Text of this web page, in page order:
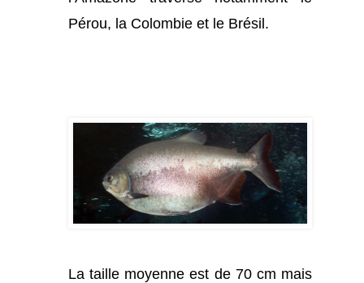
Pérou, la Colombie et le Brésil.
La taille moyenne est de 70 cm mais